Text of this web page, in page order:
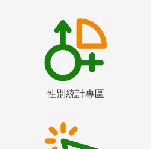
性別統計專區